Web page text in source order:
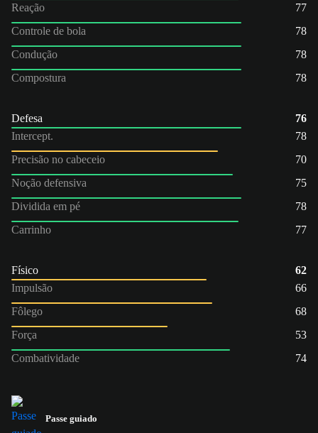
Reação
77
Controle de bola
78
Condução
78
Compostura
78
Defesa
76
Intercept.
78
Precisão no cabeceio
70
Noção defensiva
75
Dividida em pé
78
Carrinho
77
Físico
62
Impulsão
66
Fôlego
68
Força
53
Combatividade
74
Passe guiado